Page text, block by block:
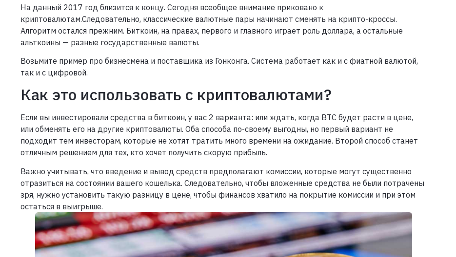
На данный 2017 год близится к концу. Сегодня всеобщее внимание приковано к
криптовалютам.Следовательно, классические валютные пары начинают сменять на крипто-кроссы.
Алгоритм остался прежним. Биткоин, на правах, первого и главного играет роль доллара, а остальные
альткоины — разные государственные валюты.
Возьмите пример про бизнесмена и поставщика из Гонконга. Система работает как и с фиатной валютой,
так и с цифровой.
Как это использовать с криптовалютами?
Если вы инвестировали средства в биткоин, у вас 2 варианта: или ждать, когда BTC будет расти в цене,
или обменять его на другие криптовалюты. Оба способа по-своему выгодны, но первый вариант не
подходит тем инвесторам, которые не хотят тратить много времени на ожидание. Второй способ станет
отличным решением для тех, кто хочет получить скорую прибыль.
Важно учитывать, что введение и вывод средств предполагают комиссии, которые могут существенно
отразиться на состоянии вашего кошелька. Следовательно, чтобы вложенные средства не были потрачены
зря, нужно установить такую разницу в цене, чтобы финансов хватило на покрытие комиссии и при этом
остаться в выигрыше.